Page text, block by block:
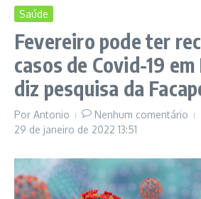
Saúde
Fevereiro pode ter
casos de Covid-19
diz pesquisa da
Por Antonio
Nenhum comentário
29 de janeiro de 2022 13:51